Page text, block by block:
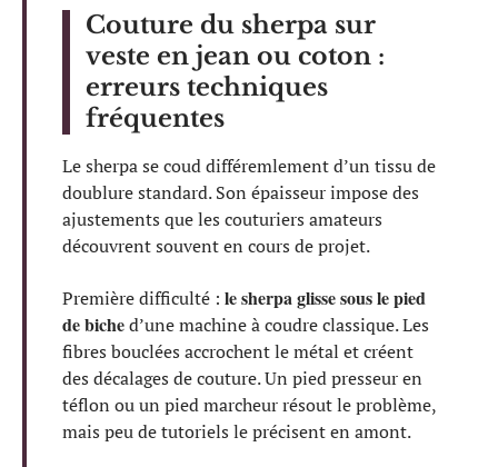
Couture du sherpa sur
veste en jean ou coton :
erreurs techniques
fréquentes
Le sherpa se coud différemlement d’un tissu de
doublure standard. Son épaisseur impose des
ajustements que les couturiers amateurs
découvrent souvent en cours de projet.
Première difficulté : le sherpa glisse sous le pied
de biched’une machine à coudre classique. Les
fibres bouclées accrochent le métal et créent
des décalages de couture. Un pied presseur en
téflon ou un pied marcheur résout le problème,
mais peu de tutoriels le précisent en amont.